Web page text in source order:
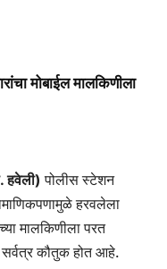
मोबाईल मालकिणीला
हवेली) पोलीस स्टेशन
हरवलेला
मालकिणीला परत
सर्वत्र कौतुक होत आहे.